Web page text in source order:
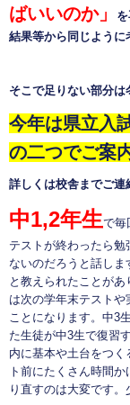
ばいいのか」
結果等から同じように
そこで足りない部分は
今年は県立入
の二つでご案
詳しくは校舎までご連
中1,2年生で毎
テストが終わったら
ないのだろうと話しま
と教えられたことが
は次の学年末テスト
ことになります。中3
た生徒が中3生で復習
内に基本や土台をつ
ト前にたくさん時間
り直すのは大変です。